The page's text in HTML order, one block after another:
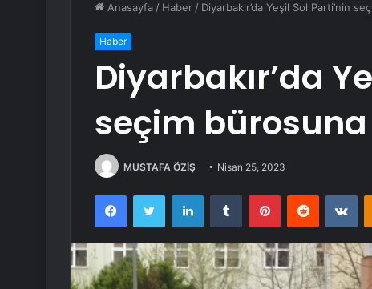
Anasayfa / Haber / Diyarbakır’da Yeşil Sol Parti’nin
Haber
Diyarbakır’da
seçim bürosuna
MUSTAFA ÖZİŞ Nisan 25, 2023
FacebookTwitter LinkedInTumblr PinterestReddit